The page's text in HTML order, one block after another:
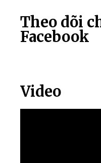
Theo dõi
Facebook
Video